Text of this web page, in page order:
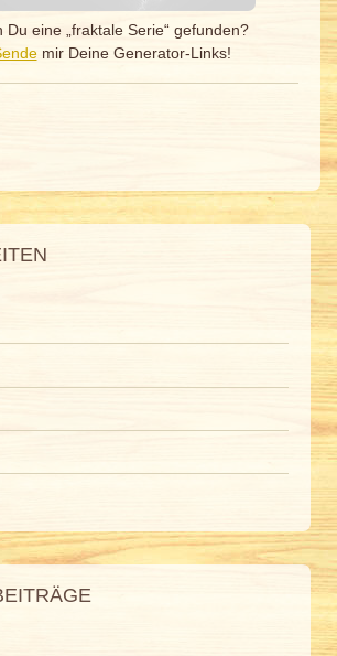
Du eine „fraktale Serie“ gefunden?
mir Deine Generator-Links!